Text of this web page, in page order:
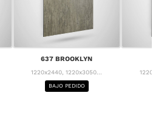
637 BROOKLYN
1220x2440, 1220x3050...
BAJO PEDIDO